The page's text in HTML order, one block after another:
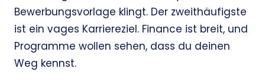
Bewerbungsvorlage klingt. Der zweithäufigste
ist ein vages Karriereziel. Finance ist breit, und
Programme wollen sehen, dass du deinen
Weg kennst.